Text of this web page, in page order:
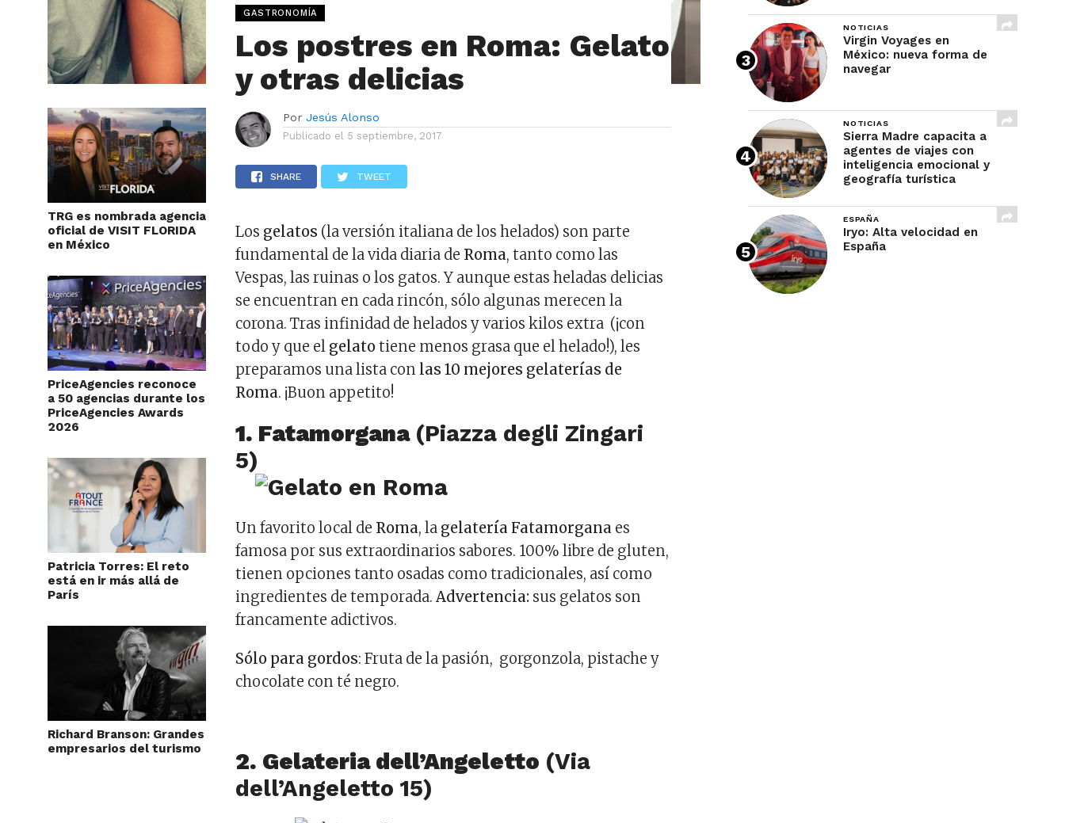
TRG es nombrada agencia
oficial de VISIT FLORIDA
en México
PriceAgencies reconoce
a 50 agencias durante los
PriceAgencies Awards
2026
Patricia Torres: El reto
está en ir más allá de
París
Richard Branson: Grandes
empresarios del turismo
GASTRONOMÍA
Los postres en Roma: Gelato
y otras delicias
Por Jesús Alonso
Publicado el 5 septiembre, 2017
SHARE TWEET
Los gelatos (la versión italiana de los helados) son parte
fundamental de la vida diaria de Roma, tanto como las
Vespas, las ruinas o los gatos. Y aunque estas heladas delicias
se encuentran en cada rincón, sólo algunas merecen la
corona. Tras infinidad de helados y varios kilos extra (¡con
todo y que el gelatotiene menos grasa que el helado!), les
preparamos una lista con las 10 mejores gelaterías de
Roma. ¡Buon appetito!
1. Fatamorgana (Piazza degli Zingari
5)
Un favorito local de Roma, la gelatería Fatamorgana es
famosa por sus extraordinarios sabores. 100% libre de gluten,
tienen opciones tanto osadas como tradicionales, así como
ingredientes de temporada.Advertencia: sus gelatos son
francamente adictivos.
Sólo para gordos: Fruta de la pasión, gorgonzola, pistache y
chocolate con té negro.
2. Gelateria dell’Angeletto (Via
dell’Angeletto 15)
NOTICIAS
Virgin Voyages en
México: nueva forma de
navegar
NOTICIAS
Sierra Madre capacita a
agentes de viajes con
inteligencia emocional y
geografía turística
ESPAÑA
Iryo: Alta velocidad en
España